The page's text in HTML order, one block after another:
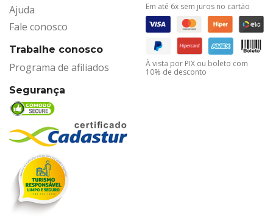
Ajuda
Fale conosco
Trabalhe conosco
Programa de afiliados
Segurança
Em até 6x sem juros no cartão
À vista por PIX ou boleto com
10% de desconto